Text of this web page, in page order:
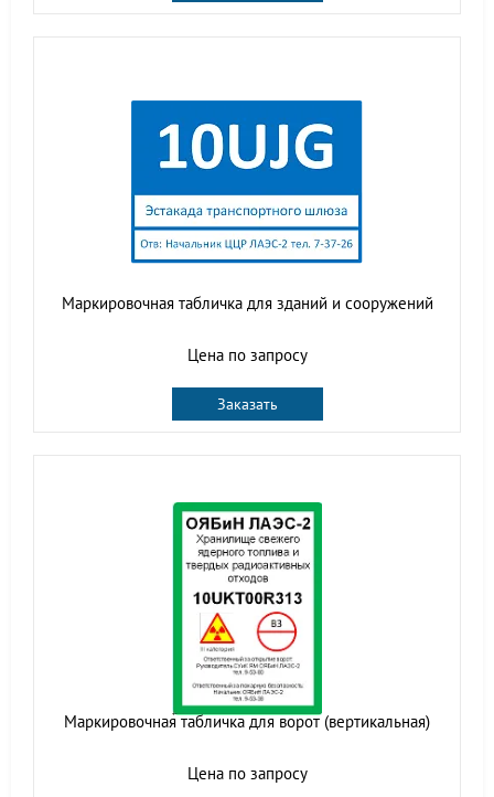
Маркировочная табличка для зданий и сооружений
Цена по запросу
Заказать
Маркировочная табличка для ворот (вертикальная)
Цена по запросу